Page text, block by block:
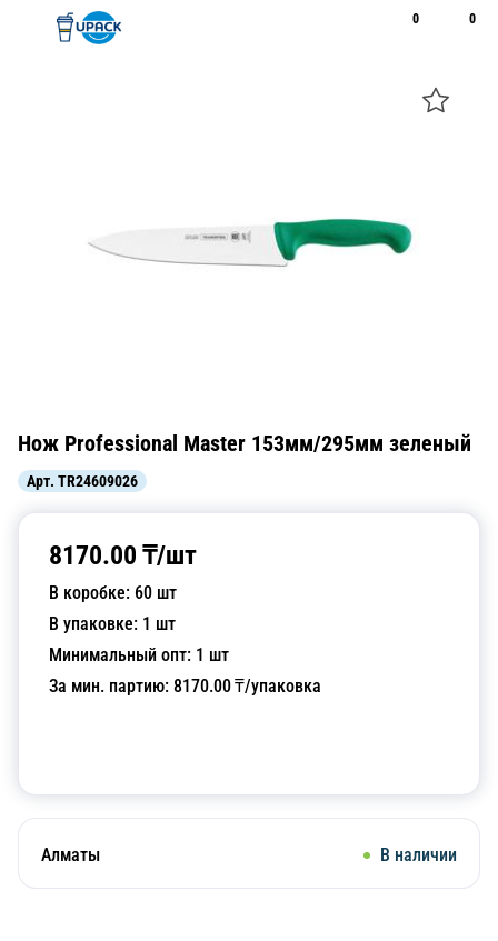
0 0
Нож Professional Master 153мм/295мм зеленый
Арт. TR24609026
8170.00 ₸/шт
В коробке: 60 шт
В упаковке: 1 шт
Минимальный опт: 1 шт
За мин. партию: 8170.00₸/упаковка
Алматы В наличии